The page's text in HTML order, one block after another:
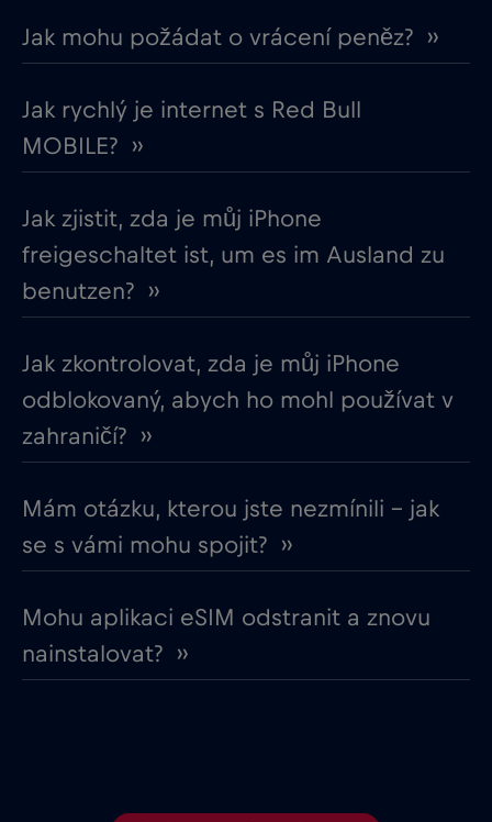
Jak mohu požádat o vrácení peněz? ››
Jak rychlý je internet s Red Bull
MOBILE? ››
Jak zjistit, zda je můj iPhone
freigeschaltet ist, um es im Ausland zu
benutzen? ››
Jak zkontrolovat, zda je můj iPhone
odblokovaný, abych ho mohl používat v
zahraničí? ››
Mám otázku, kterou jste nezmínili – jak
se s vámi mohu spojit? ››
Mohu aplikaci eSIM odstranit a znovu
nainstalovat? ››